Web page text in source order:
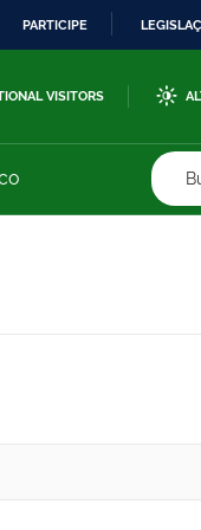
PARTICIPE
VISITORS